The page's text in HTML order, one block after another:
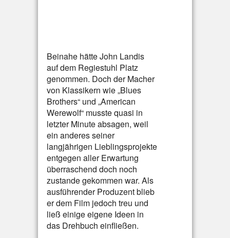
Beinahe hätte John Landis
auf dem Regiestuhl Platz
genommen. Doch der Macher
von Klassikern wie „Blues
Brothers“ und „American
Werewolf“ musste quasi in
letzter Minute absagen, weil
ein anderes seiner
langjährigen Lieblingsprojekte
entgegen aller Erwartung
überraschend doch noch
zustande gekommen war. Als
ausführender Produzent blieb
er dem Film jedoch treu und
ließ einige eigene Ideen in
das Drehbuch einfließen.